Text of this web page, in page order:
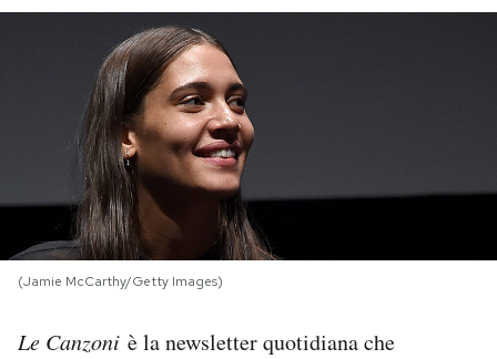
Economia
Sport
PODCAST
NEWSLETTER
I MIEI PREFERITI
(Jamie McCarthy/Getty Images)
Le Canzoni è la newsletter quotidiana che